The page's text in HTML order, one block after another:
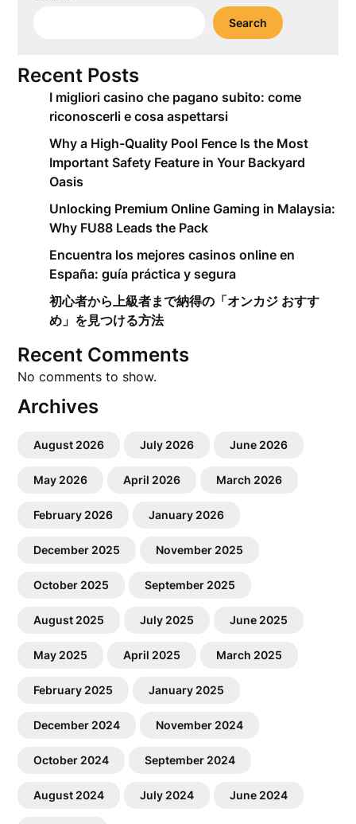
Search
Recent Posts
I migliori casino che pagano subito: come
riconoscerli e cosa aspettarsi
Why a High-Quality Pool Fence Is the Most
Important Safety Feature in Your Backyard
Oasis
Unlocking Premium Online Gaming in Malaysia:
Why FU88 Leads the Pack
Encuentra los mejores casinos online en
España: guía práctica y segura
初心者から上級者まで納得の「オンカジ おすす
め」を見つける方法
Recent Comments
No comments to show.
Archives
August 2026 July 2026 June 2026
May 2026 April 2026 March 2026
February 2026 January 2026
December 2025 November 2025
October 2025 September 2025
August 2025 July 2025 June 2025
May 2025 April 2025 March 2025
February 2025 January 2025
December 2024 November 2024
October 2024 September 2024
August 2024 July 2024 June 2024